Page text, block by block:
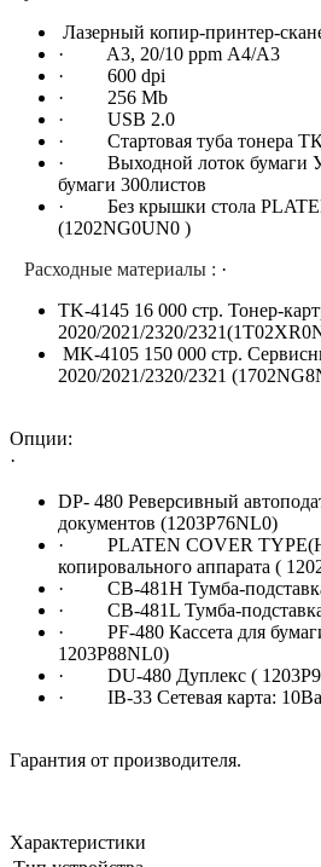
Лазерный копир-принтер-
· A3, 20/10 ppm А4/A3
· 600 dpi
· 256 Mb
· USB 2.0
· Стартовая туба тонера ТК
· Выходной лоток бумаги
бумаги 300листов
· Без крышки стола
(1202NG0UN0 )
Расходные материалы : ·
TK-4145 16 000 стр. Тонер-
2020/2021/2320/
MK-4105 150 000 стр.
2020/2021/2320/2321
Опции:
·
DP- 480 Реверсивный
документов (1203P76NL0)
· PLATEN COVER
копировального аппарата (
· CB-481H Тумба-
· CB-481L Тумба-
· PF-480 Кассета для
1203P88NL0)
· DU-480 Дуплекс (
· IB-33 Сетевая карта:
Гарантия от производителя.
Характеристики